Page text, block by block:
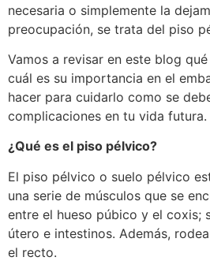
necesaria o simplemente la
preocupación, se trata del piso
Vamos a revisar en este blog
cuál es su importancia en el
hacer para cuidarlo como se
complicaciones en tu vida futura.
¿Qué es el piso pélvico?
El piso pélvico o suelo pélvico
una serie de músculos que se
entre el hueso púbico y el coxis;
útero e intestinos. Además,
el recto.